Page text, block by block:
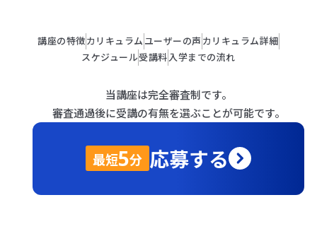
講座の特徴カリキュラム ユーザーの声 カリキュラム詳細
スケジュール受講料入学までの流れ
当講座は完全審査制です。
審査通過後に受講の有無を選ぶことが可能です。
最短5分 応募する